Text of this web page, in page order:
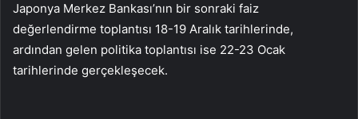
Japonya Merkez Bankası’nın bir sonraki faiz
değerlendirme toplantısı 18-19 Aralık tarihlerinde,
ardından gelen politika toplantısı ise 22-23 Ocak
tarihlerinde gerçekleşecek.